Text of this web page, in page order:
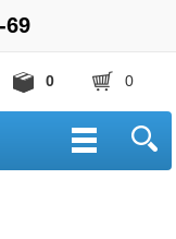
69
0
0